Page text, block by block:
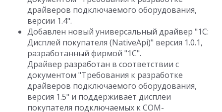
драйверов подключаемого оборудования,
версии 1.4".
Добавлен новый универсальный драйвер "1С:
Дисплей покупателя (NativeApi)" версия 1.0.1,
разработанный фирмой "1С".
Драйвер разработан в соответствии с
документом "Требования к разработке
драйверов подключаемого оборудования,
версия 1.5" и поддерживает дисплеи
покупателя подключаемых к COM-